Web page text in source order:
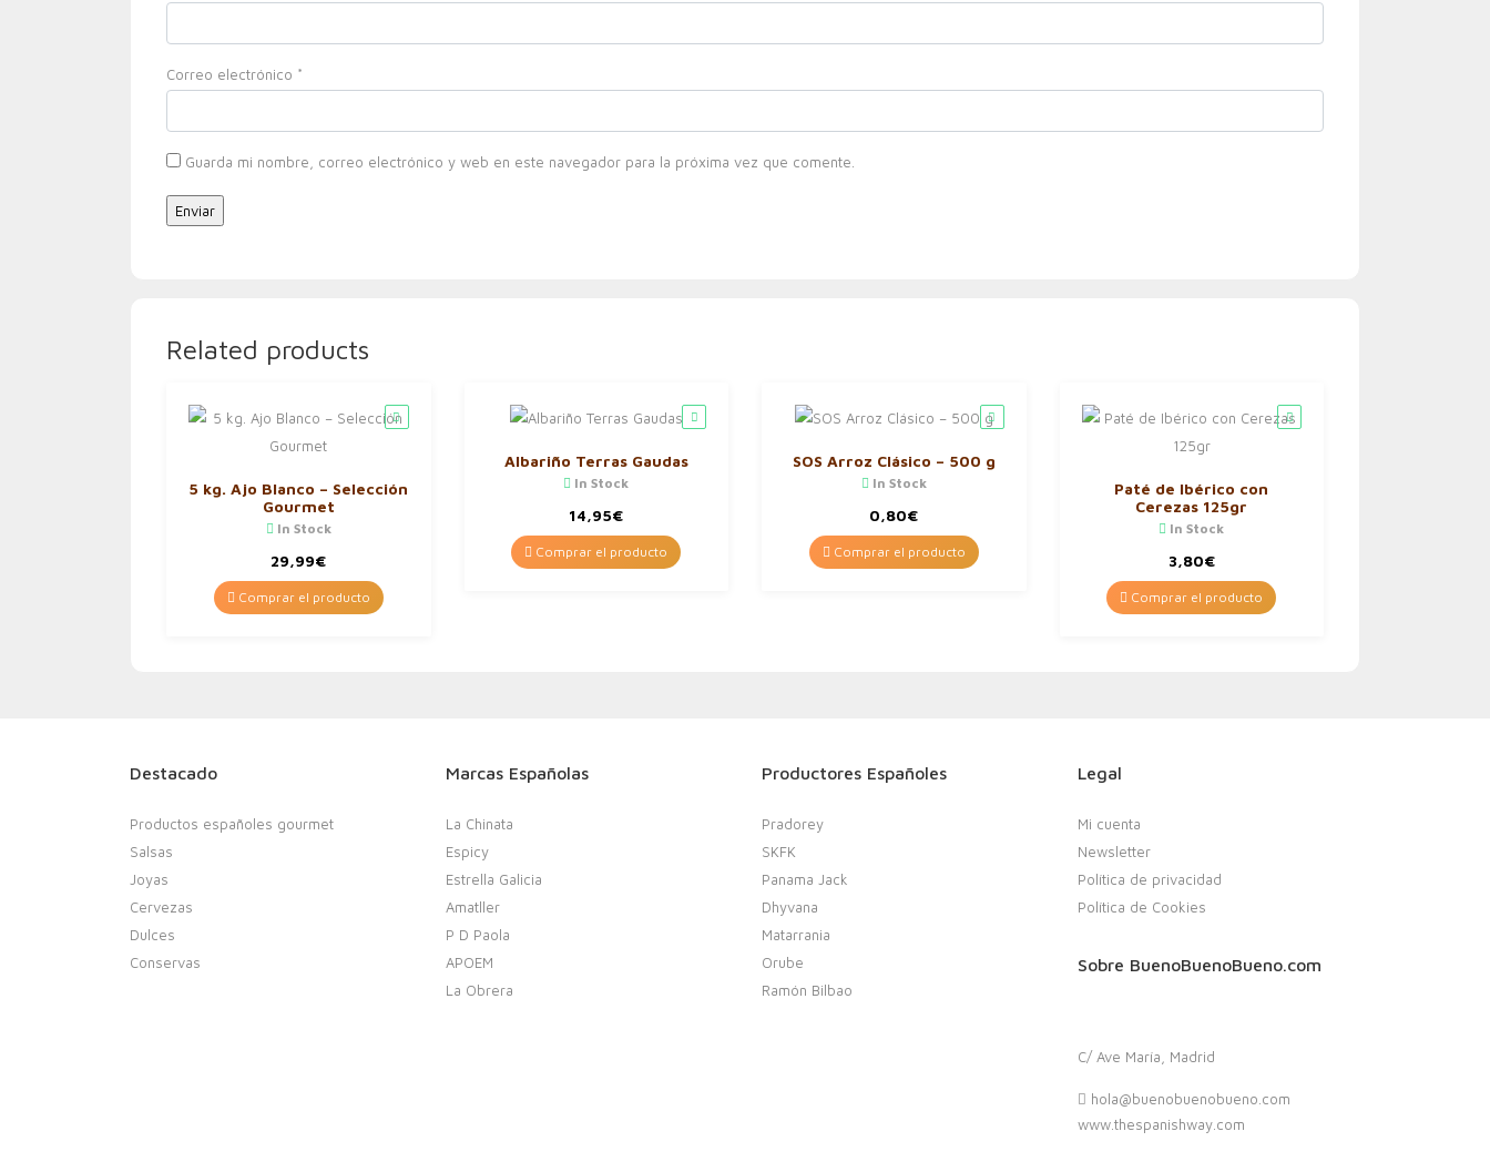
Correo electrónico *
Guarda mi nombre, correo electrónico y web en este navegador para la próxima vez que comente.
Related products
5 kg. Ajo Blanco – Selección
Gourmet
In Stock
29,99€
Comprar el producto
Albariño Terras Gaudas
In Stock
14,95€
Comprar el producto
SOS Arroz Clásico – 500 g
In Stock
0,80€
Comprar el producto
Paté de Ibérico con
Cerezas 125gr
In Stock
3,80€
Comprar el producto
Destacado
Productos españoles gourmet
Salsas
Joyas
Cervezas
Dulces
Conservas
Marcas Españolas
La Chinata
Espicy
Estrella Galicia
Amatller
P D Paola
APOEM
La Obrera
Productores Españoles
Pradorey
SKFK
Panama Jack
Dhyvana
Matarrania
Orube
Ramón Bilbao
Legal
Mi cuenta
Newsletter
Política de privacidad
Política de Cookies
Sobre BuenoBuenoBueno.com
C/ Ave María, Madrid
hola@buenobuenobueno.com
www.thespanishway.com